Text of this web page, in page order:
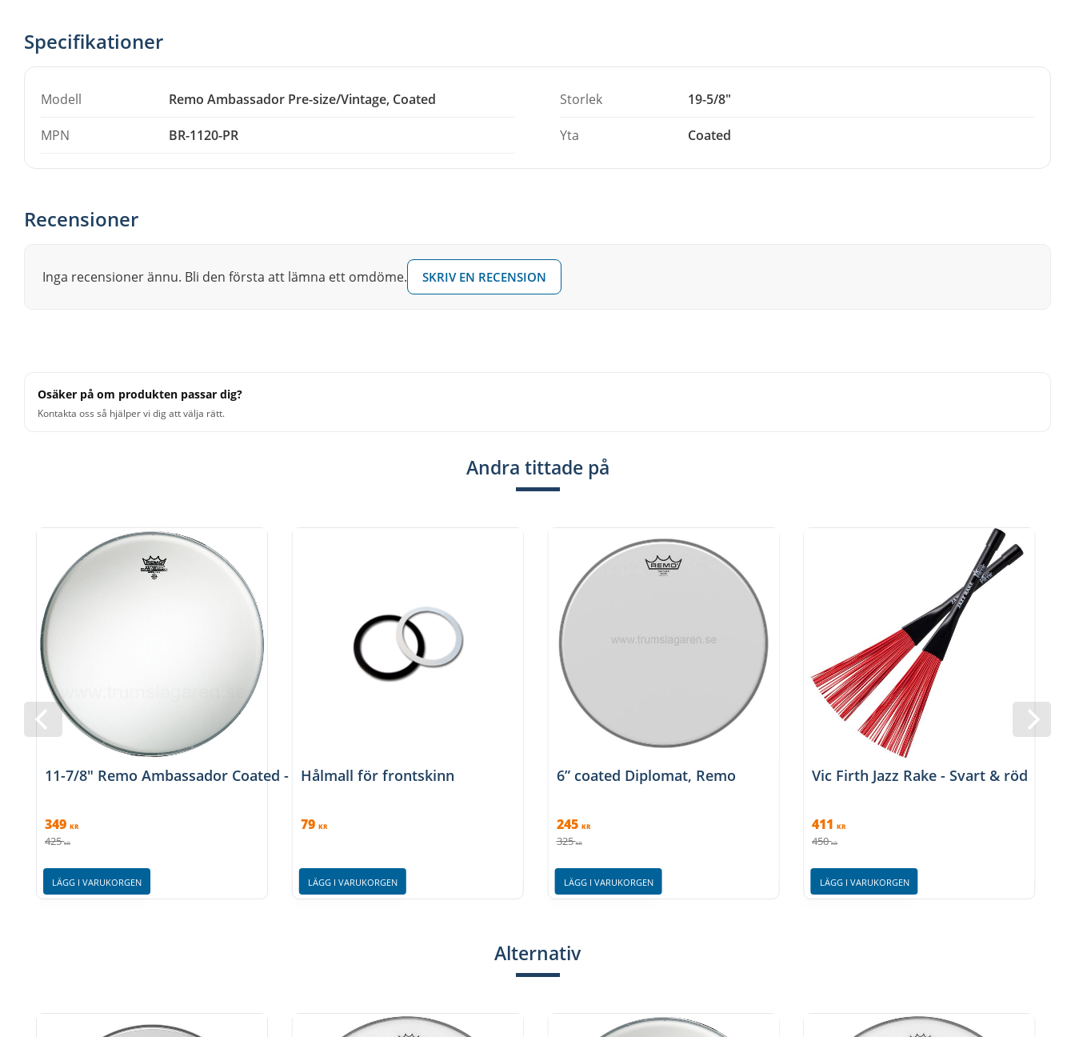
resonansskinn.
Beskrivningen har bearbetats med AI. Fel kan förekomma.
Specifikationer
Modell Remo Ambassador Pre-size/Vintage, Coated Storlek 19-5/8"
MPN BR-1120-PR Yta Coated
Recensioner
Inga recensioner ännu. Bli den första att lämna ett omdöme. SKRIV EN RECENSION
Osäker på om produkten passar dig?
Kontakta oss så hjälper vi dig att välja rätt.
Andra tittade på
11-7/8" Remo Ambassador Coated - Coated
349 KR
425 KR
LÄGG I VARUKORGEN
Hålmall för frontskinn
79 KR
LÄGG I VARUKORGEN
6” coated Diplomat, Remo
245 KR
325 KR
LÄGG I VARUKORGEN
Vic Firth Jazz Rake - Svart & röd
411 KR
450 KR
LÄGG I VARUKORGEN
Alternativ